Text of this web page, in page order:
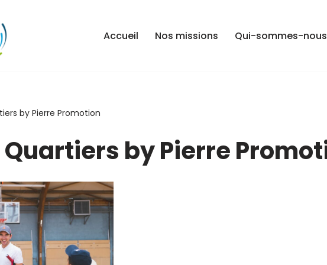
Accueil Nos missions Qui-sommes-
by Pierre Promotion
Quartiers by Pierre